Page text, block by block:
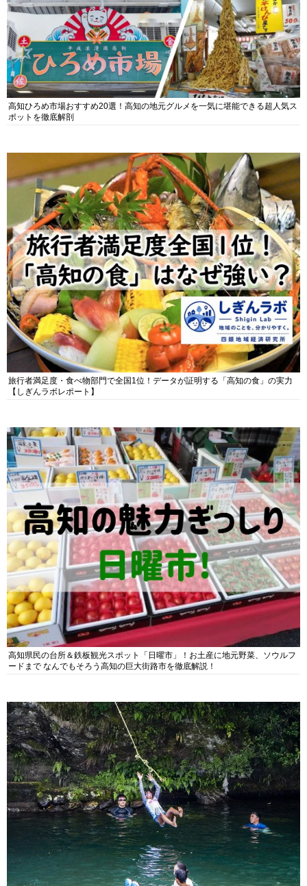
高知ひろめ市場おすすめ20選！高知の地元グルメを一気に堪能できる超人気ス
ポットを徹底解剖
旅行者満足度・食べ物部門で全国1位！データが証明する「高知の食」の実力
【しぎんラボレポート】
高知県民の台所＆鉄板観光スポット「日曜市」！お土産に地元野菜、ソウルフ
ードまで なんでもそろう高知の巨大街路市を徹底解説！